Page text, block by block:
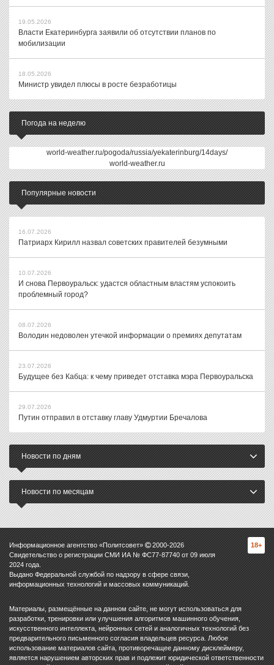
19.05.2026
Власти Екатеринбурга заявили об отсутствии планов по
мобилизации
18.05.2026
Министр увидел плюсы в росте безработицы
Погода на неделю
world-weather.ru/pogoda/russia/yekaterinburg/14days/
world-weather.ru
Популярные новости
16.07.2026
Патриарх Кирилл назвал советских правителей безумными
10.07.2026
И снова Первоуральск: удастся областным властям успокоить
проблемный город?
08.07.2026
Володин недоволен утечкой информации о премиях депутатам
23.07.2026
Будущее без Кабца: к чему приведет отставка мэра Первоуральска
29.07.2026
Путин отправил в отставку главу Удмуртии Бречалова
Новости по дням
Новости по месяцам
Информационное агентство «Политсовет» 2000-2026
Свидетельство о регистрации СМИ ИА № ФС77-87740 от 09 июля
2024 года.
Выдано Федеральной службой по надзору в сфере связи,
информационных технологий и массовых коммуникаций.
18+
Материалы, размещённые на данном сайте, не могут использоваться для
разработки, тренировки или улучшения алгоритмов машинного обучения,
искусственного интеллекта, нейронных сетей и аналогичных технологий без
предварительного письменного согласия владельцев ресурса. Любое
использование материалов сайта, противоречащее данному дисклеймеру,
является нарушением авторских прав и подлежит юридической ответственности